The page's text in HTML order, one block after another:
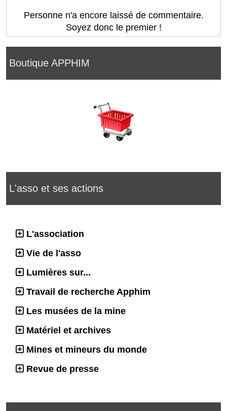
Boutique APPHIM
L'asso et ses actions
L'association
Vie de l'asso
Lumières sur...
Travail de recherche Apphim
Les musées de la mine
Matériel et archives
Mines et mineurs du monde
Revue de presse
Personne n'a encore laissé de commentaire.
Soyez donc le premier !